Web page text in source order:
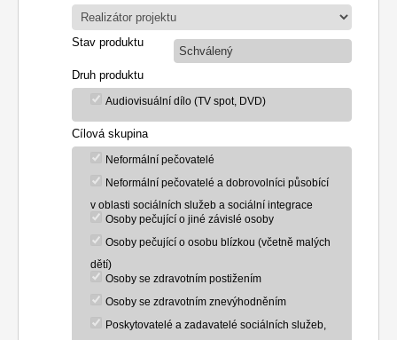
Stav produktu
Schválený
Druh produktu
Audiovisuální dílo (TV spot, DVD)
Cílová skupina
Neformální pečovatelé
Neformální pečovatelé a dobrovolníci působící
v oblasti sociálních služeb a sociální integrace
Osoby pečující o jiné závislé osoby
Osoby pečující o osobu blízkou (včetně malých
dětí)
Osoby se zdravotním postižením
Osoby se zdravotním znevýhodněním
Poskytovatelé a zadavatelé sociálních služeb,